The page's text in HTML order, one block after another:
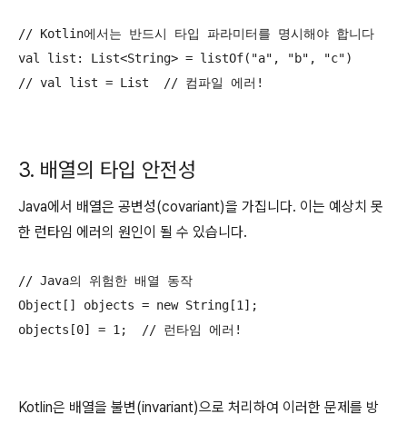
// Kotlin에서는 반드시 타입 파라미터를 명시해야 합니다
val list: List<String> = listOf("a", "b", "c")
// val list = List  // 컴파일 에러!
3. 배열의 타입 안전성
Java에서 배열은 공변성(covariant)을 가집니다. 이는 예상치 못
한 런타임 에러의 원인이 될 수 있습니다.
// Java의 위험한 배열 동작
Object[] objects = new String[1];
objects[0] = 1;  // 런타임 에러!
Kotlin은 배열을 불변(invariant)으로 처리하여 이러한 문제를 방